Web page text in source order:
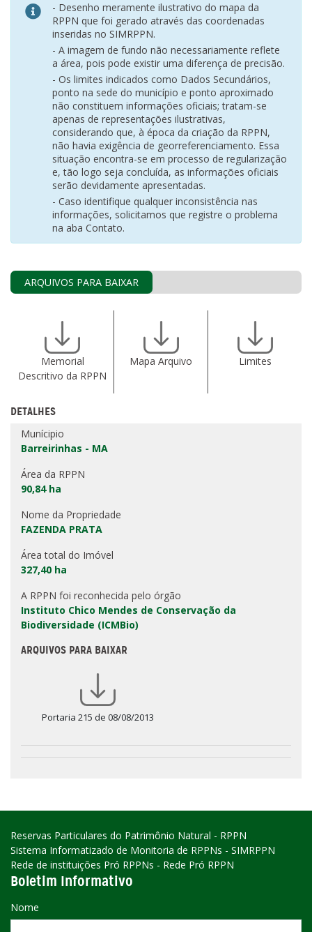
- Desenho meramente ilustrativo do mapa da
RPPN que foi gerado através das coordenadas
inseridas no SIMRPPN.
- A imagem de fundo não necessariamente reflete
a área, pois pode existir uma diferença de precisão.
- Os limites indicados como Dados Secundários,
ponto na sede do município e ponto aproximado
não constituem informações oficiais; tratam-se
apenas de representações ilustrativas,
considerando que, à época da criação da RPPN,
não havia exigência de georreferenciamento. Essa
situação encontra-se em processo de regularização
e, tão logo seja concluída, as informações oficiais
serão devidamente apresentadas.
- Caso identifique qualquer inconsistência nas
informações, solicitamos que registre o problema
na aba Contato.
ARQUIVOS PARA BAIXAR
Memorial
Descritivo da RPPN
Mapa Arquivo Limites
DETALHES
Munícipio
Barreirinhas - MA
Área da RPPN
90,84 ha
Nome da Propriedade
FAZENDA PRATA
Área total do Imóvel
327,40 ha
A RPPN foi reconhecida pelo órgão
Instituto Chico Mendes de Conservação da
Biodiversidade (ICMBio)
ARQUIVOS PARA BAIXAR
Portaria 215 de 08/08/2013
Reservas Particulares do Patrimônio Natural - RPPN
Sistema Informatizado de Monitoria de RPPNs - SIMRPPN
Rede de instituições Pró RPPNs - Rede Pró RPPN
Boletim Informativo
Nome